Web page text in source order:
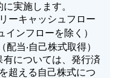
実施します。
ーキャッシュフロー
インフローを除く）
当‧⾃⼰株式取得）
については、発⾏済
超える⾃⼰株式につ